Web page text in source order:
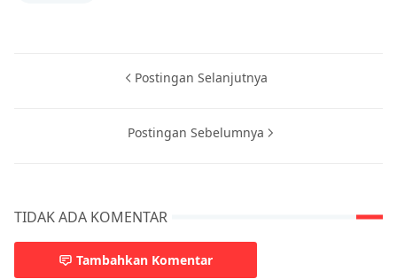
Postingan Selanjutnya
Postingan Sebelumnya
TIDAK ADA KOMENTAR
Tambahkan Komentar